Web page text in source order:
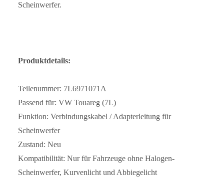
Scheinwerfer.
Produktdetails:
Teilenummer: 7L6971071A
Passend für: VW Touareg (7L)
Funktion: Verbindungskabel / Adapterleitung für
Scheinwerfer
Zustand: Neu
Kompatibilität: Nur für Fahrzeuge ohne Halogen-
Scheinwerfer, Kurvenlicht und Abbiegelicht